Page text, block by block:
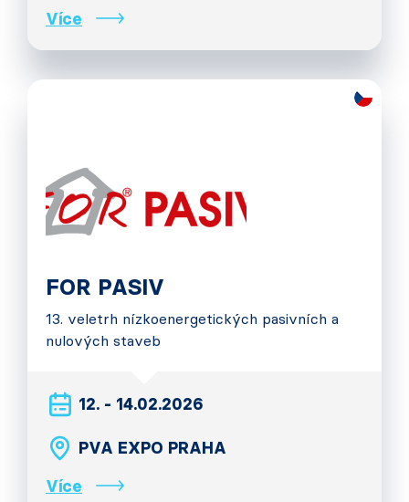
Více
FOR PASIV
13. veletrh nízkoenergetických pasivních a
nulových staveb
12. - 14.02.2026
PVA EXPO PRAHA
Více